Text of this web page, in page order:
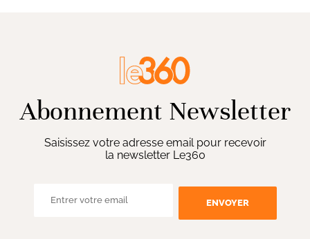
Abonnement Newsletter
Saisissez votre adresse email pour recevoir
la newsletter Le360
ENVOYER